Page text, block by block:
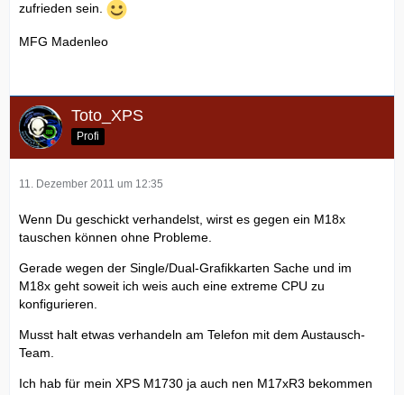
zufrieden sein.
MFG Madenleo
Toto_XPS
Profi
11. Dezember 2011 um 12:35
Wenn Du geschickt verhandelst, wirst es gegen ein M18x
tauschen können ohne Probleme.
Gerade wegen der Single/Dual-Grafikkarten Sache und im
M18x geht soweit ich weis auch eine extreme CPU zu
konfigurieren.
Musst halt etwas verhandeln am Telefon mit dem Austausch-
Team.
Ich hab für mein XPS M1730 ja auch nen M17xR3 bekommen